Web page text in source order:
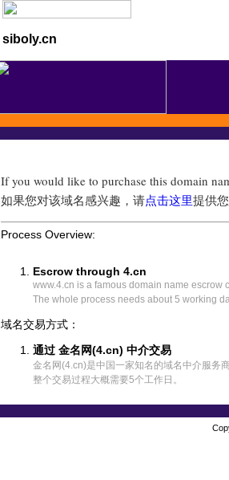
siboly.cn
If you would like to purchase this domain
如果您对该域名感兴趣，请点击这里提供您
Process Overview:
Escrow through 4.cn
www.4.cn is a famous domain name escrow
The whole process needs about 5 working
域名交易方式：
通过 金名网(4.cn) 中介交易
金名网(4.cn)是中国一家知名的域名中介服务
整个交易过程大概需要5个工作日。